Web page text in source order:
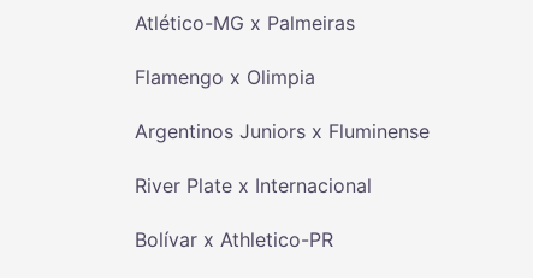
Atlético-MG x Palmeiras
Flamengo x Olimpia
Argentinos Juniors x Fluminense
River Plate x Internacional
Bolívar x Athletico-PR